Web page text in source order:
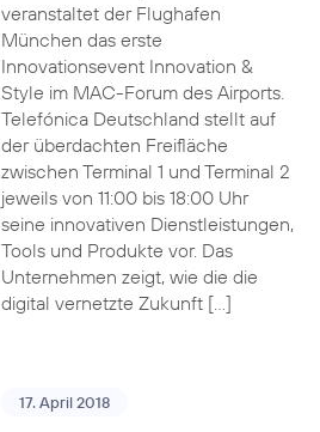
veranstaltet der Flughafen
München das erste
Innovationsevent Innovation &
Style im MAC-Forum des Airports.
Telefónica Deutschland stellt auf
der überdachten Freifläche
zwischen Terminal 1 und Terminal 2
jeweils von 11:00 bis 18:00 Uhr
seine innovativen Dienstleistungen,
Tools und Produkte vor. Das
Unternehmen zeigt, wie die die
digital vernetzte Zukunft […]
17. April 2018